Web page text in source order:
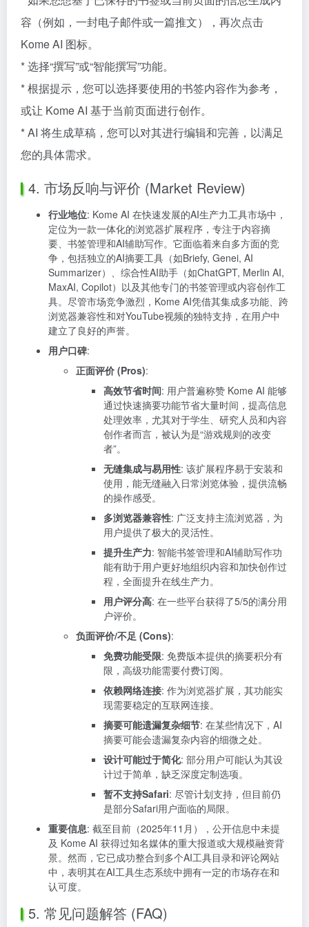
容（例如，一封电子邮件或一篇推文），再次点击
Kome AI 图标。
* 选择“撰写”或“智能撰写”功能。
* 根据提示，您可以选择要使用的书签内容作为参考，
或让 Kome AI 基于当前页面进行创作。
* AI 将生成草稿，您可以对其进行编辑和完善，以满足
您的具体需求。
4. 市场反响与评价 (Market Review)
行业地位: Kome AI 在快速发展的AI生产力工具市场中，
定位为一款一体化的浏览器扩展程序，专注于内容摘
要、书签管理和AI辅助写作。它面临着来自多方面的竞
争，包括独立的AI摘要工具（如Briefy, Genei, AI
Summarizer）、综合性AI助手（如ChatGPT, Merlin AI,
MaxAI, Copilot）以及其他专门的书签管理或内容创作工
具。尽管市场竞争激烈，Kome AI凭借其集成多功能、跨
浏览器兼容性和对YouTube视频的独特支持，在用户中
建立了良好的声誉。
用户口碑:
正面评价 (Pros):
高效节省时间: 用户普遍称赞 Kome AI 能够
通过快速摘要功能节省大量时间，提高信息
处理效率，尤其对于学生、研究人员和内容
创作者而言，被认为是“游戏规则的改变
者”。
无缝集成与易用性: 该扩展程序易于安装和
使用，能无缝融入日常浏览体验，提供流畅
的操作感受。
多浏览器兼容性: 广泛支持主流浏览器，为
用户提供了极大的灵活性。
提升生产力: 智能书签管理和AI辅助写作功
能有助于用户更好地组织内容和加快创作过
程，全面提升在线生产力。
用户评分高: 在一些平台获得了5/5的满分用
户评价。
负面评价/不足 (Cons):
免费功能受限: 免费版本提供的摘要积分有
限，高级功能需要付费订阅。
依赖网络连接: 作为浏览器扩展，其功能实
现需要稳定的互联网连接。
摘要可能遗漏复杂细节: 在某些情况下，AI
摘要可能会遗漏复杂内容的细微之处。
设计可能过于简化: 部分用户可能认为其设
计过于简单，缺乏深度定制选项。
暂不支持Safari: 尽管计划支持，但目前仍
是部分Safari用户面临的局限。
重要信息: 截至目前（2025年11月），公开信息中未提
及 Kome AI 获得过知名媒体的重大报道或大规模融资背
景。然而，它已成功整合到多个AI工具目录和评论网站
中，表明其在AI工具生态系统中拥有一定的市场存在和
认可度。
5. 常见问题解答 (FAQ)